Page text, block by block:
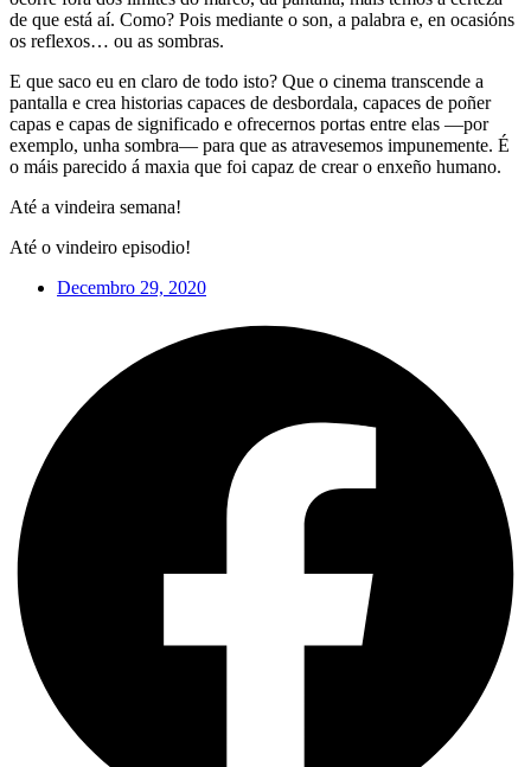
de que está aí. Como? Pois mediante o son, a palabra e, en ocasións
os reflexos… ou as sombras.
E que saco eu en claro de todo isto? Que o cinema transcende a
pantalla e crea historias capaces de desbordala, capaces de poñer
capas e capas de significado e ofrecernos portas entre elas —por
exemplo, unha sombra— para que as atravesemos impunemente. É
o máis parecido á maxia que foi capaz de crear o enxeño humano.
Até a vindeira semana!
Até o vindeiro episodio!
Decembro 29, 2020